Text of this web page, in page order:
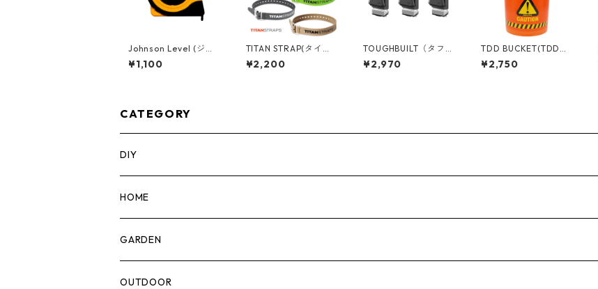
Johnson Level (ジョ
ンソンレベル) 3m メ
ジャースケール [イン
¥1,100
TITAN STRAP(タイタ
ンストラップ ) インダ
ストリアル 25インチ/
¥2,200
TOUGHBUILT（タフビ
ルト）STACK TECH(ス
タックテック) オプシ
¥2,970
TDD BUCKET(TDDバ
ケット) 5ガロンバケツ
[CAUTION] フタ付き
¥2,750
CATEGORY
DIY
マーカー
計測機器
腰袋・ツールホルスター
HOME
5ガロンバケツ
キッチン
GARDEN
剪定ばさみ
OUTDOOR